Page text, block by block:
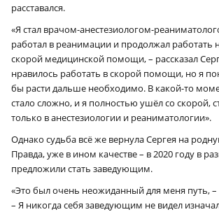
расставался.
«Я стал врачом-анестезиологом-
работал в реанимации и продолжал работать
скорой медицинской помощи, – рассказал
нравилось работать в скорой помощи, но я
бы расти дальше необходимо. В какой-то
стало сложно, и я полностью ушёл со скорой,
только в анестезиологии и реаниматологии».
Однако судьба всё же вернула Сергея на
Правда, уже в ином качестве – в 2020 году в
предложили стать заведующим.
«Это был очень неожиданный для меня путь, –
– Я никогда себя заведующим не видел